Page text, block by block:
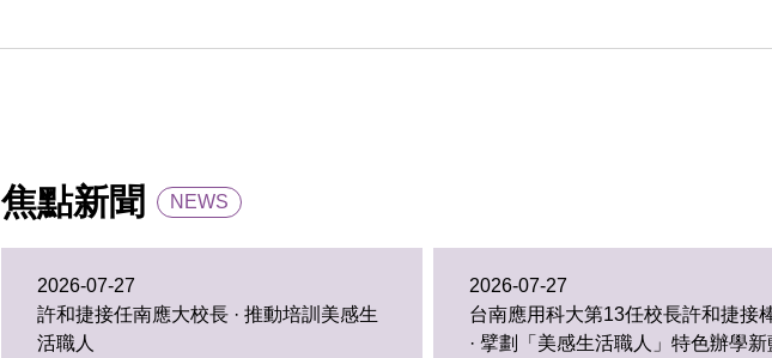
焦點新聞 NEWS
2026-07-27
許和捷接任南應大校長 · 推動培訓美感生
活職人
2026-07-27
台南應用科大第13任校長許和捷接
· 擘劃「美感生活職人」特色辦學新